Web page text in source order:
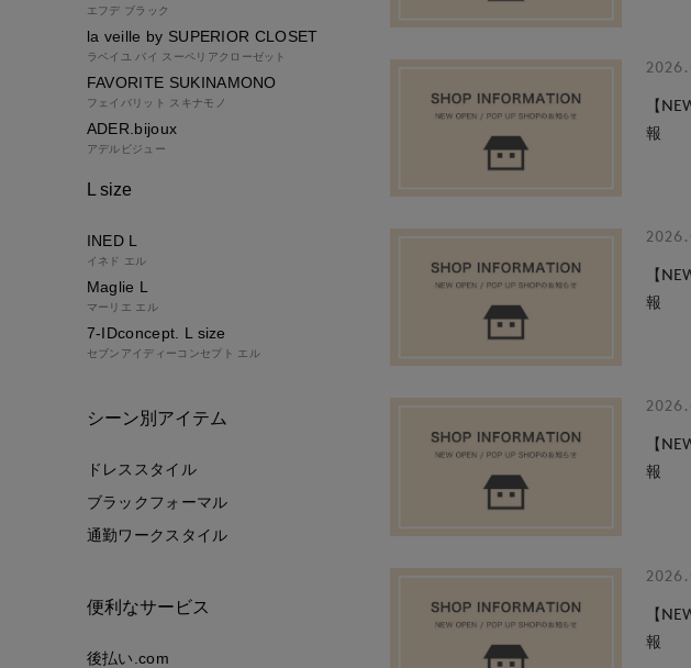
【
報
【
報
【
報
【
報
エフデ ブラック
la veille by SUPERIOR CLOSET
ラベイユ バイ スーペリアクローゼット
FAVORITE SUKINAMONO
フェイバリット スキナモノ
ADER.bijoux
アデルビジュー
L size
INED L
イネド エル
Maglie L
マーリエ エル
7-IDconcept. L size
セブンアイディーコンセプト エル
シーン別アイテム
ドレススタイル
ブラックフォーマル
通勤ワークスタイル
便利なサービス
後払い.com